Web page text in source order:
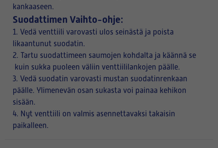
kankaaseen.
Suodattimen Vaihto-ohje:
1. Vedä venttiili varovasti ulos seinästä ja poista
likaantunut suodatin.
2. Tartu suodattimeen saumojen kohdalta ja käännä se
kuin sukka puoleen väliin venttiililankojen päälle.
3. Vedä suodatin varovasti mustan suodatinrenkaan
päälle. Ylimenevän osan sukasta voi painaa kehikon
sisään.
4. Nyt venttiili on valmis asennettavaksi takaisin
paikalleen.